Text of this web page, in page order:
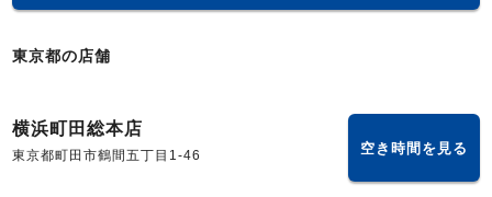
東京都の店舗
横浜町田総本店
東京都町田市鶴間五丁目1-46 空き時間を見る